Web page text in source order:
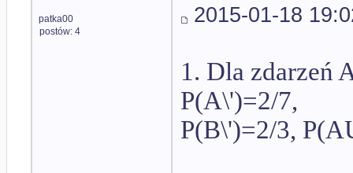
patka00
postów: 4
2015-01-18
1. Dla zdarzeń
P(A\')=2/7,
P(B\')=2/3,